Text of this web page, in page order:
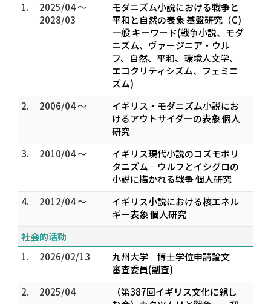
1.
2025/04 ～
2028/03
モダニズム小説における戦争と
平和と自然の表象 基盤研究（C)
一般 キーワード(戦争小説、モダ
ニズム、ヴァージニア・ウル
フ、自然、平和、環境人文学、
エコクリティシズム、フェミニ
ズム)
2.
2006/04 ～
イギリス・モダニズム小説にお
けるアウトサイダーの表象 個人
研究
3.
2010/04 ～
イギリス現代小説のコズモポリ
タニズム―ウルフとイシグロの
小説に描かれる戦争 個人研究
4.
2012/04 ～
イギリス小説における核エネル
ギー表象 個人研究
社会的活動
1.
2026/02/13
九州大学 博士学位申請論文
審査委員(副査)
2.
2025/04
（第387回イギリス文化に親し